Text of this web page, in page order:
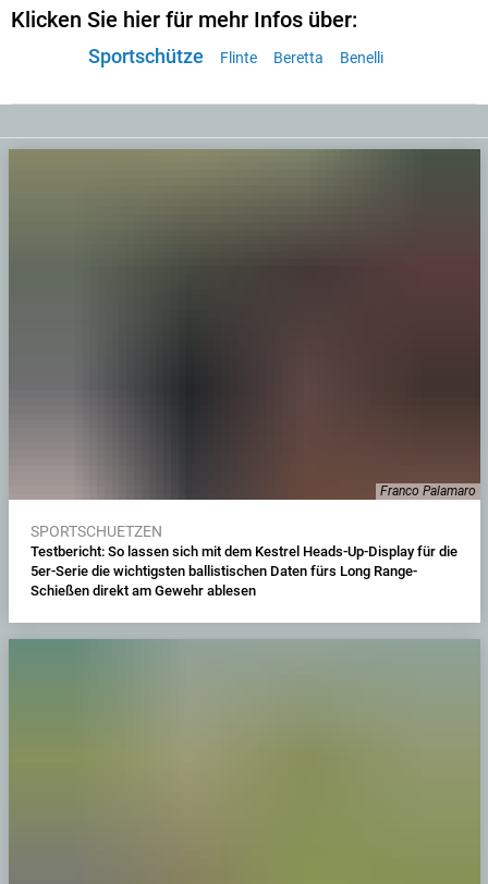
Klicken Sie hier für mehr Infos über:
Sportschütze Flinte Beretta Benelli
Franco Palamaro
SPORTSCHUETZEN
Testbericht: So lassen sich mit dem Kestrel Heads-Up-Display für die
5er-Serie die wichtigsten ballistischen Daten fürs Long Range-
Schießen direkt am Gewehr ablesen